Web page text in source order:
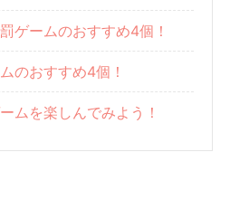
ゲームのおすすめ4個！
のおすすめ4個！
ムを楽しんでみよう！